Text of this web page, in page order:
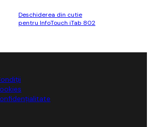
Deschiderea din cutie
pentru InfoTouch iTab 802